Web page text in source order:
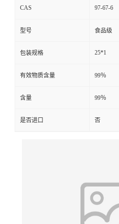
CAS 97-67-6
型号 食品级
包装规格 25*1
有效物质含量 99％
含量 99％
是否进口 否